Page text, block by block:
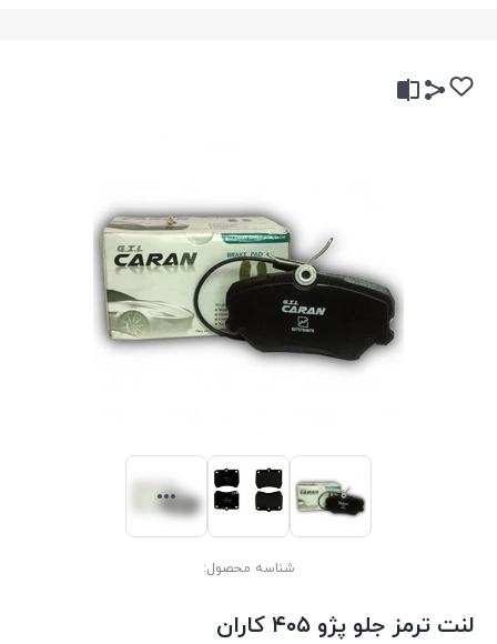
شناسه محصول:
لنت ترمز جلو پژو ۴۰۵ کاران